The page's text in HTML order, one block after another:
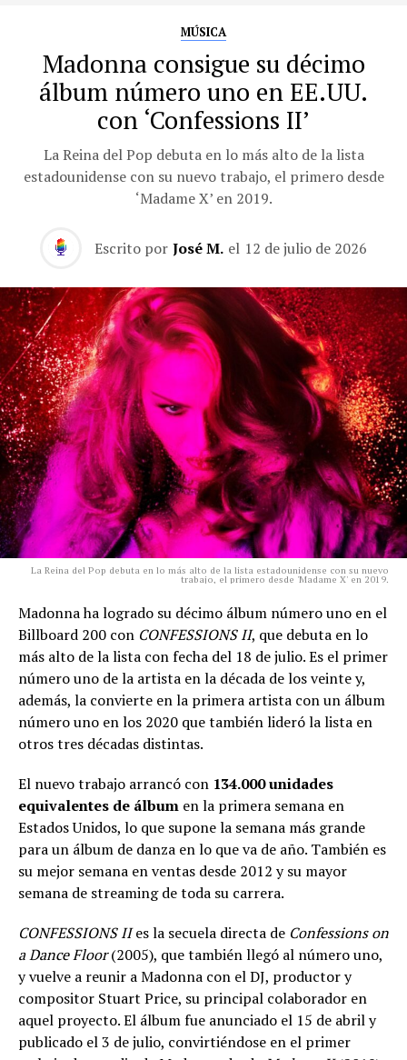
MÚSICA
Madonna consigue su décimo
álbum número uno en EE.UU.
con ‘Confessions II’
La Reina del Pop debuta en lo más alto de la lista
estadounidense con su nuevo trabajo, el primero desde
‘Madame X’ en 2019.
Escrito por José M. el 12 de julio de 2026
La Reina del Pop debuta en lo más alto de la lista estadounidense con su nuevo
trabajo, el primero desde 'Madame X' en 2019.
Madonna ha logrado su décimo álbum número uno en el
Billboard 200 con CONFESSIONS II, que debuta en lo
más alto de la lista con fecha del 18 de julio. Es el primer
número uno de la artista en la década de los veinte y,
además, la convierte en la primera artista con un álbum
número uno en los 2020 que también lideró la lista en
otros tres décadas distintas.
El nuevo trabajo arrancó con 134.000 unidades
equivalentes de álbum en la primera semana en
Estados Unidos, lo que supone la semana más grande
para un álbum de danza en lo que va de año. También es
su mejor semana en ventas desde 2012 y su mayor
semana de streaming de toda su carrera.
CONFESSIONS IIes la secuela directa de Confessions on
a Dance Floor(2005), que también llegó al número uno,
y vuelve a reunir a Madonna con el DJ, productor y
compositor Stuart Price, su principal colaborador en
aquel proyecto. El álbum fue anunciado el 15 de abril y
publicado el 3 de julio, convirtiéndose en el primer